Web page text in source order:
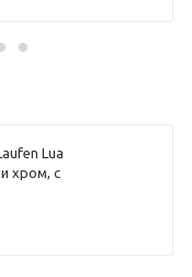
Lua
хром, с